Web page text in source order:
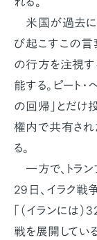
米国が過去に
び起こすこの言
の行方を注視す
能する。ピート
の回帰」とだけ
権内で共有され
る。
一方で、トラ
29日、イラク戦
「（イランに
戦を展開してい